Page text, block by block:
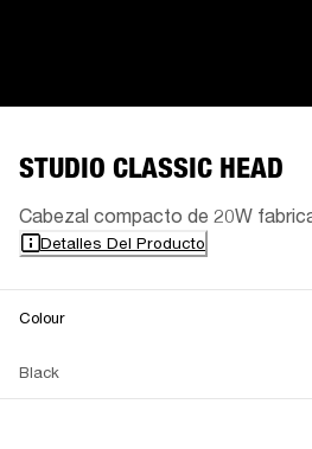
STUDIO CLASSIC HEAD
Cabezal compacto de 20W
Detalles Del Producto
Colour
Black